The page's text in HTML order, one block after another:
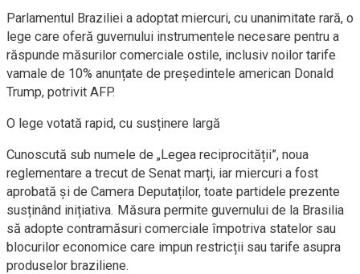
Parlamentul Braziliei a adoptat miercuri, cu unanimitate rară, o
lege care oferă guvernului instrumentele necesare pentru a
răspunde măsurilor comerciale ostile, inclusiv noilor tarife
vamale de 10% anunțate de președintele american Donald
Trump, potrivit AFP.
O lege votată rapid, cu susținere largă
Cunoscută sub numele de „Legea reciprocității”, noua
reglementare a trecut de Senat marți, iar miercuri a fost
aprobată și de Camera Deputaților, toate partidele prezente
susținând inițiativa. Măsura permite guvernului de la Brasilia
să adopte contramăsuri comerciale împotriva statelor sau
blocurilor economice care impun restricții sau tarife asupra
produselor braziliene.